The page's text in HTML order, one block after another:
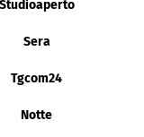
Studioaperto
Sera
Tgcom24
Notte